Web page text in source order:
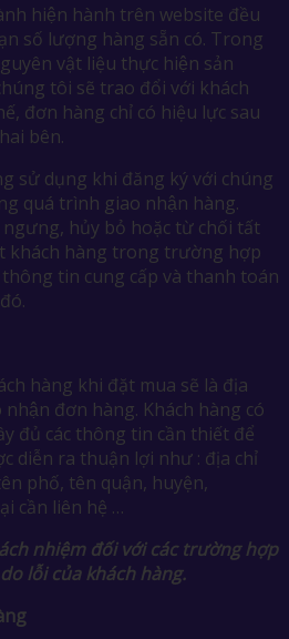
hiện hành trên website đều
số lượng hàng sẵn có. Trong
vật liệu thực hiện sản
tôi sẽ trao đổi với khách
đơn hàng chỉ có hiệu lực sau
bên.
sử dụng khi đăng ký với chúng
quá trình giao nhận hàng.
hủy bỏ hoặc từ chối tất
khách hàng trong trường hợp
tin cung cấp và thanh toán
hàng khi đặt mua sẽ là địa
đơn hàng. Khách hàng có
đủ các thông tin cần thiết để
diễn ra thuận lợi như : địa chỉ
phố, tên quận, huyện,
cần liên hệ …
nhiệm đối với các trường hợp
lỗi của khách hàng.